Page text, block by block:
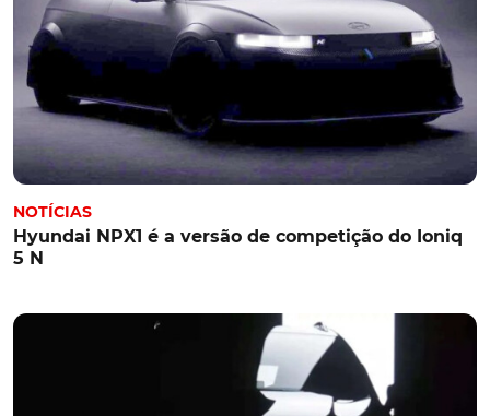
NOTÍCIAS
Hyundai NPX1 é a versão de competição do Ioniq
5 N